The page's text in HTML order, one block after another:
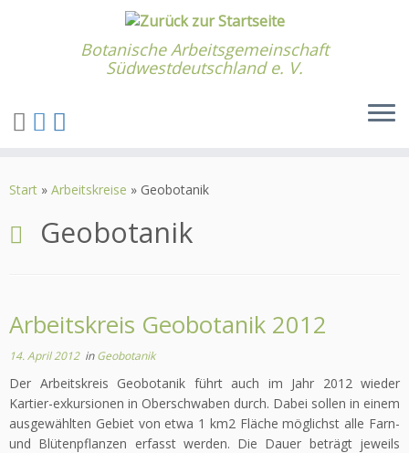
Inhalt
Botanische Arbeitsgemeinschaft
Südwestdeutschland e. V.
Start » Arbeitskreise » Geobotanik
Geobotanik
Arbeitskreis Geobotanik 2012
14. April 2012inGeobotanik
Der Arbeitskreis Geobotanik führt auch im Jahr 2012 wieder
Kartier-exkursionen in Oberschwaben durch. Dabei sollen in einem
ausgewählten Gebiet von etwa 1 km2 Fläche möglichst alle Farn-
und Blütenpflanzen erfasst werden. Die Dauer beträgt jeweils